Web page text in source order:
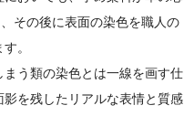
その後に表面の染色を職人の
。
う類の染色とは一線を画す仕
影を残したリアルな表情と質感